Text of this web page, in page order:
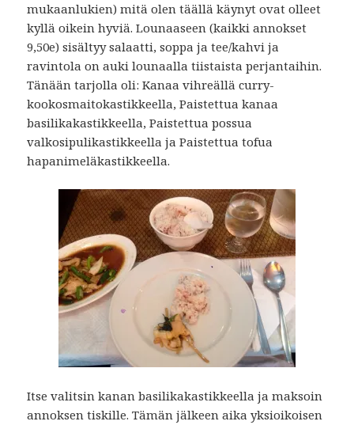
mukaanlukien) mitä olen täällä käynyt ovat olleet
kyllä oikein hyviä. Lounaaseen (kaikki annokset
9,50e) sisältyy salaatti, soppa ja tee/kahvi ja
ravintola on auki lounaalla tiistaista perjantaihin.
Tänään tarjolla oli: Kanaa vihreällä curry-
kookosmaitokastikkeella, Paistettua kanaa
basilikakastikkeella, Paistettua possua
valkosipulikastikkeella ja Paistettua tofua
hapanimeläkastikkeella.
Itse valitsin kanan basilikakastikkeella ja maksoin
annoksen tiskille. Tämän jälkeen aika yksioikoisen